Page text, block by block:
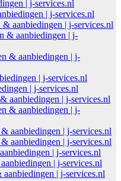
| j-services.nl
| j-services.nl
aanbiedingen | j-services.nl
& aanbiedingen | j-
& aanbiedingen | j-
| j-services.nl
| j-services.nl
aanbiedingen | j-services.nl
& aanbiedingen | j-
aanbiedingen | j-services.nl
aanbiedingen | j-services.nl
| j-services.nl
| j-services.nl
| j-services.nl